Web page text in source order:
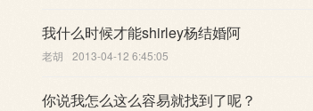
我什么时候才能shirley杨结婚阿
老胡 2013-04-12 6:45:05
你说我怎么这么容易就找到了呢？